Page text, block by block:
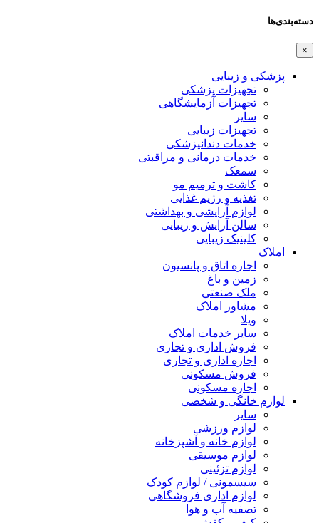
دسته‌بندی‌ها
×
پزشکی و زیبایی
تجهیزات پزشکی
تجهیزات آزمایشگاهی
سایر
تجهیزات زیبایی
خدمات دندانپزشکی
خدمات درمانی و مراقبتی
سمعک
کاشت و ترمیم مو
تغذیه و رژیم غذایی
لوازم آرایشی و بهداشتی
سالن آرایش و زیبایی
کلینیک زیبایی
املاک
اجاره اتاق و پانسیون
زمین و باغ
ملک صنعتی
مشاور املاک
ویلا
سایر خدمات املاک
فروش اداری و تجاری
اجاره اداری و تجاری
فروش مسکونی
اجاره مسکونی
لوازم خانگی و شخصی
سایر
لوازم ورزشی
لوازم خانه و آشپزخانه
لوازم موسیقی
لوازم تزئینی
سیسمونی / لوازم کودک
لوازم اداری فروشگاهی
تصفیه آب و هوا